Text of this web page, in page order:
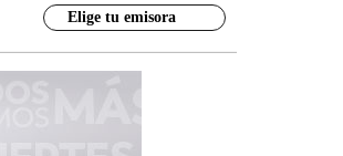
Elige tu emisora